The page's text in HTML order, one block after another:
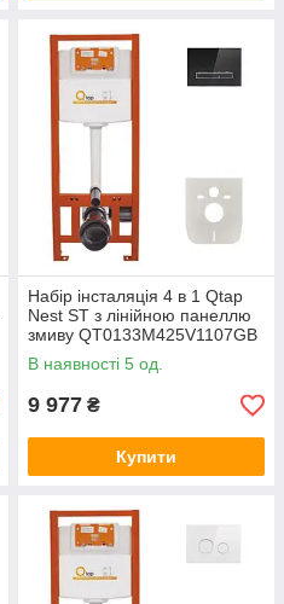
Набір інсталяція 4 в 1 Qtap
Nest ST з лінійною панеллю
змиву QT0133M425V1107GB
В наявності 5 од.
9 977 ₴
Купити